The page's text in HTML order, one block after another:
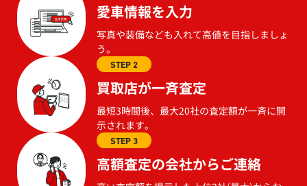
愛車情報を入力
写真や装備なども入れて高値を目指しましょ
う。
STEP 2
買取店が一斉査定
最短3時間後、最大20社の査定額が一斉に開
示されます。
STEP 3
高額査定の会社からご連絡